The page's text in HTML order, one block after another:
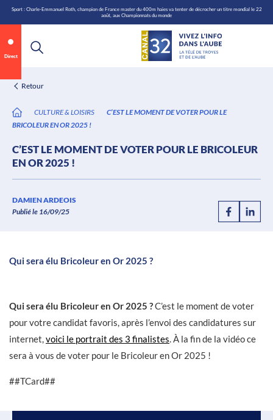
Aller
au
contenu
Sport : Charle-Emmanuel Roth, champion de France master du 400m haies va tenter de décrocher un titre mondial le 22
août, aux Championnats du monde
Direct
Retour
CULTURE & LOISIRS
C’EST LE MOMENT DE VOTER POUR LE
BRICOLEUR EN OR 2025 !
C’EST LE MOMENT DE VOTER POUR LE BRICOLEUR
EN OR 2025 !
DAMIEN ARDEOIS
Publié le 16/09/25
0:07 / 0:12
Qui sera élu Bricoleur en Or 2025 ?
Qui sera élu Bricoleur en Or 2025 ?C’est le moment de voter
pour votre candidat favoris, après l’envoi des candidatures sur
internet,voici le portrait des 3 finalistes. À la fin de la vidéo ce
sera à vous de voter pour le Bricoleur en Or 2025 !
##TCard##